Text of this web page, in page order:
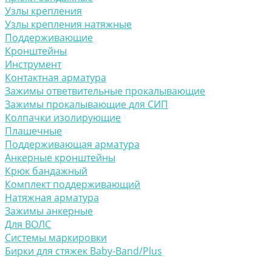
Узлы крепления
Узлы крепления натяжные
Поддерживающие
Кронштейны
Инструмент
Контактная арматура
Зажимы ответвительные прокалывающие
Зажимы прокалывающие для СИП
Колпачки изолирующие
Плашечные
Поддерживающая арматура
Анкерные кронштейны
Крюк бандажный
Комплект поддерживающий
Натяжная арматура
Зажимы анкерные
Для ВОЛС
Системы маркировки
Бирки для стяжек Baby-Band/Plus